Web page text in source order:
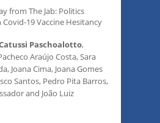
from The Jab: Politics
19 Vaccine Hesitancy
Paschoalotto,
Araújo Costa, Sara
Joana Cima, Joana Gomes
Santos, Pedro Pita Barros,
and João Luiz